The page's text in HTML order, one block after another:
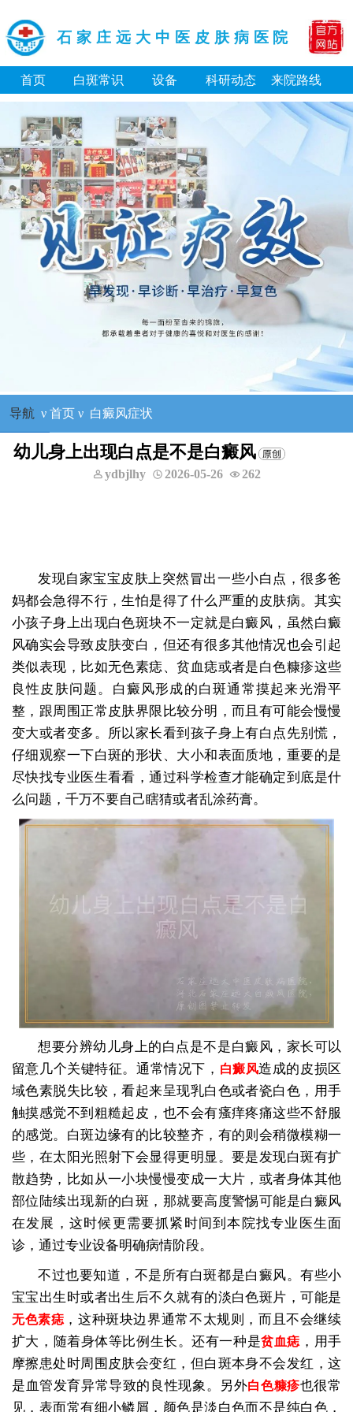
石家庄远大中医皮肤病医院
首页 白斑常识 设备 科研动态 来院路线
导航 ν 首页ν 白癜风症状
幼儿身上出现白点是不是白癜风
ydbjlhy 2026-05-26 262
发现自家宝宝皮肤上突然冒出一些小白点，很多爸
妈都会急得不行，生怕是得了什么严重的皮肤病。其实
小孩子身上出现白色斑块不一定就是白癜风，虽然白癜
风确实会导致皮肤变白，但还有很多其他情况也会引起
类似表现，比如无色素痣、贫血痣或者是白色糠疹这些
良性皮肤问题。白癜风形成的白斑通常摸起来光滑平
整，跟周围正常皮肤界限比较分明，而且有可能会慢慢
变大或者变多。所以家长看到孩子身上有白点先别慌，
仔细观察一下白斑的形状、大小和表面质地，重要的是
尽快找专业医生看看，通过科学检查才能确定到底是什
么问题，千万不要自己瞎猜或者乱涂药膏。
想要分辨幼儿身上的白点是不是白癜风，家长可以
留意几个关键特征。通常情况下， 白癜风造成的皮损区
域色素脱失比较，看起来呈现乳白色或者瓷白色，用手
触摸感觉不到粗糙起皮，也不会有瘙痒疼痛这些不舒服
的感觉。白斑边缘有的比较整齐，有的则会稍微模糊一
些，在太阳光照射下会显得更明显。要是发现白斑有扩
散趋势，比如从一小块慢慢变成一大片，或者身体其他
部位陆续出现新的白斑，那就要高度警惕可能是白癜风
在发展，这时候更需要抓紧时间到本院找专业医生面
诊，通过专业设备明确病情阶段。
不过也要知道，不是所有白斑都是白癜风。有些小
宝宝出生时或者出生后不久就有的淡白色斑片，可能是
无色素痣，这种斑块边界通常不太规则，而且不会继续
扩大，随着身体等比例生长。还有一种是贫血痣，用手
摩擦患处时周围皮肤会变红，但白斑本身不会发红，这
是血管发育异常导致的良性现象。另外白色糠疹也很常
见，表面常有细小鳞屑，颜色是淡白色而不是纯白色，